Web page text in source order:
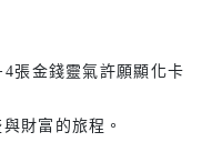
張金錢靈氣許願顯化卡
財富的旅程。